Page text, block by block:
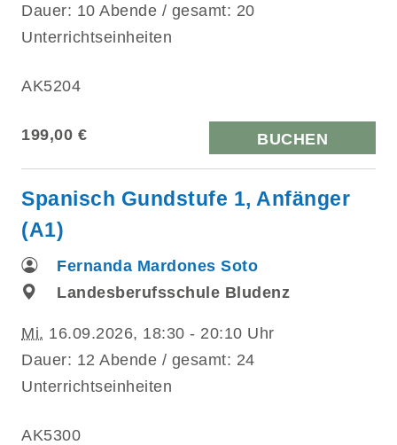
Dauer: 10 Abende / gesamt: 20
Unterrichtseinheiten
AK5204
199,00 € BUCHEN
Spanisch Gundstufe 1, Anfänger
(A1)
Fernanda Mardones Soto
Landesberufsschule Bludenz
Mi. 16.09.2026, 18:30 - 20:10 Uhr
Dauer: 12 Abende / gesamt: 24
Unterrichtseinheiten
AK5300